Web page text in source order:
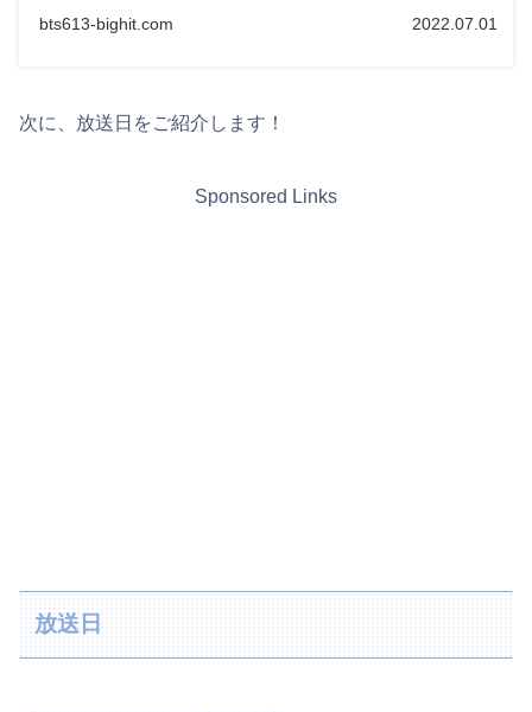
bts613-bighit.com 2022.07.01
次に、放送日をご紹介します！
Sponsored Links
放送日